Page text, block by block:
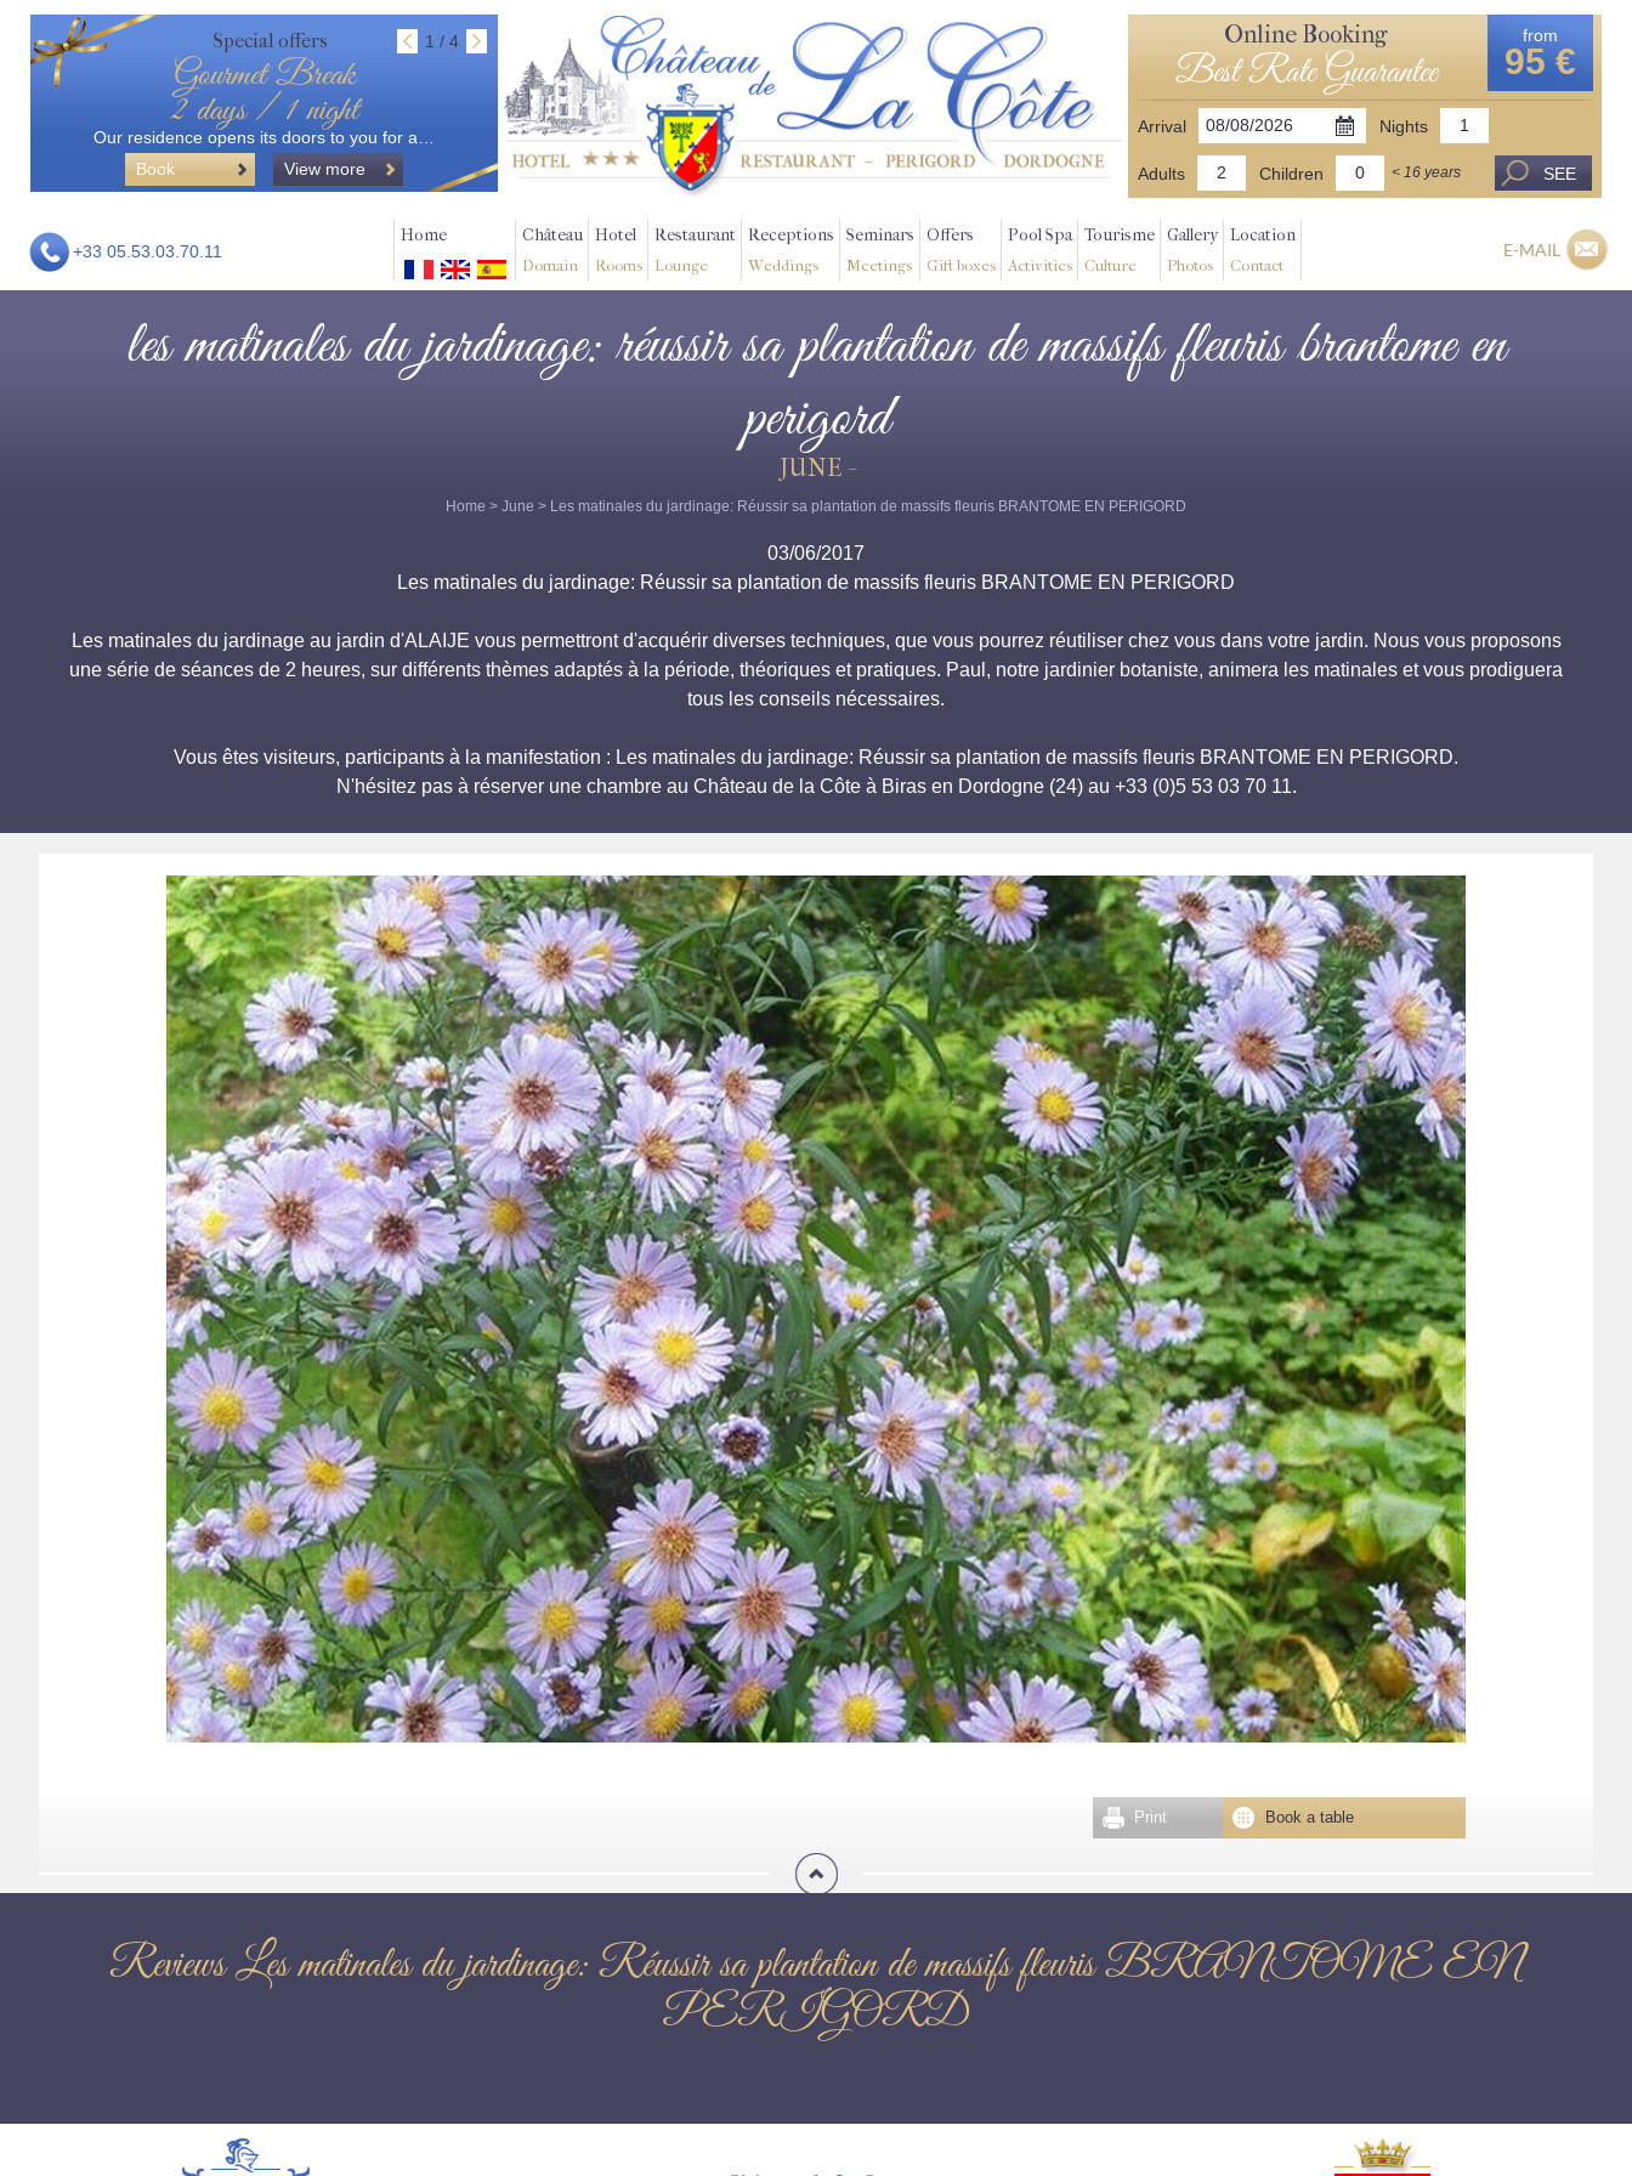
Special offers 1 / 4
Gourmet Break
2 days / 1 night
Our residence opens its doors to you for a…
Book
View more
Online Booking
Best Rate Guarantee
from
95 €
Arrival Nights
Adults Children < 16 years SEE
+33 05.53.03.70.11
Home Château
Domain
Hotel
Rooms
Restaurant
Lounge
Receptions
Weddings
Seminars
Meetings
Offers
Gift boxes
Pool Spa
Activities
Tourisme
Culture
Gallery
Photos
Location
Contact
E-MAIL
les matinales du jardinage: réussir sa plantation de massifs fleuris brantome en
perigord
JUNE -
Home > June > Les matinales du jardinage: Réussir sa plantation de massifs fleuris BRANTOME EN PERIGORD
03/06/2017
Les matinales du jardinage: Réussir sa plantation de massifs fleuris BRANTOME EN PERIGORD
Les matinales du jardinage au jardin d'ALAIJE vous permettront d'acquérir diverses techniques, que vous pourrez réutiliser chez vous dans votre jardin. Nous vous proposons
une série de séances de 2 heures, sur différents thèmes adaptés à la période, théoriques et pratiques. Paul, notre jardinier botaniste, animera les matinales et vous prodiguera
tous les conseils nécessaires.
Vous êtes visiteurs, participants à la manifestation : Les matinales du jardinage: Réussir sa plantation de massifs fleuris BRANTOME EN PERIGORD.
N'hésitez pas à réserver une chambre au Château de la Côte à Biras en Dordogne (24) au +33 (0)5 53 03 70 11.
Book a table
Print
Reviews Les matinales du jardinage: Réussir sa plantation de massifs fleuris BRANTOME EN
PERIGORD